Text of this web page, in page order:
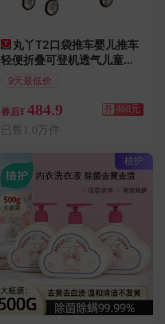
丸丫T2口袋推车婴儿推车
轻便折叠可登机透气儿童旅
行伞车遛娃神器
9天最低价
券后¥ 484.9 券 468元
已售1.0万件
植护